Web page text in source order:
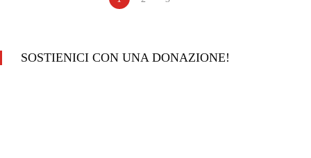
SOSTIENICI CON UNA DONAZIONE!